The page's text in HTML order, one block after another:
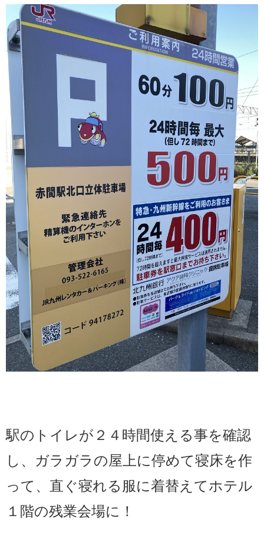
駅のトイレが２４時間使える事を確認
し、ガラガラの屋上に停めて寝床を作
って、直ぐ寝れる服に着替えてホテル
１階の残業会場に！